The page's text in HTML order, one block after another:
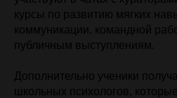
курсы по развитию мягких
коммуникации, командной
публичным выступлениям.
Дополнительно ученики
школьных психологов,